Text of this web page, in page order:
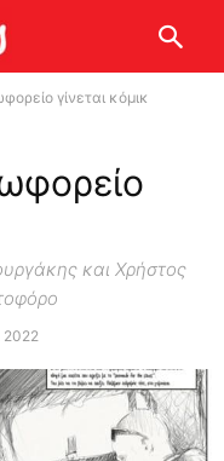
γίνεται κόμικ
και Χρήστος
2022